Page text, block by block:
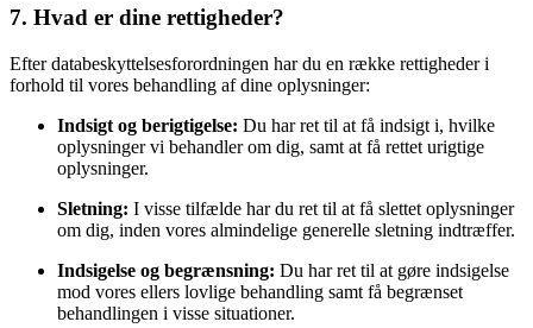
7. Hvad er dine rettigheder?
Efter databeskyttelsesforordningen har du en række rettigheder i
forhold til vores behandling af dine oplysninger:
Indsigt og berigtigelse: Du har ret til at få indsigt i, hvilke
oplysninger vi behandler om dig, samt at få rettet urigtige
oplysninger.
Sletning: I visse tilfælde har du ret til at få slettet oplysninger
om dig, inden vores almindelige generelle sletning indtræffer.
Indsigelse og begrænsning: Du har ret til at gøre indsigelse
mod vores ellers lovlige behandling samt få begrænset
behandlingen i visse situationer.